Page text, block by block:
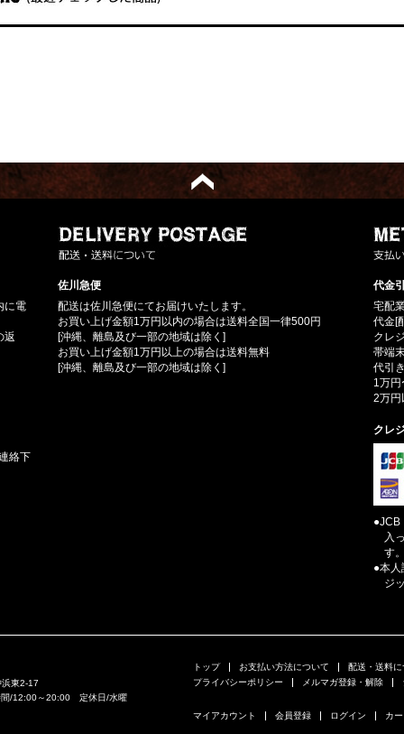
に電
返
絡下
佐川急便
配送は佐川急便にてお届けいたします。
お買い上げ金額1万円以内の場合は送料全国一律500円
[沖縄、離島及び一部の地域は除く]
お買い上げ金額1万円以上の場合は送料無料
[沖縄、離島及び一部の地域は除く]
代金
宅配
代金[
クレ
帯端
代引
1万
2万円
クレ
●JCB
入
す
●本
ジ
東2-17
/12:00～20:00 定休日/水曜
トップ お支払い方法について
配送・送料に
プライバシーポリシー
メルマガ登録・解除
マイアカウント 会員登録 ログイン カ